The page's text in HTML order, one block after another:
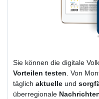
Sie können die digitale
Vorteilen testen . Von
täglich aktuelle und
überregionale